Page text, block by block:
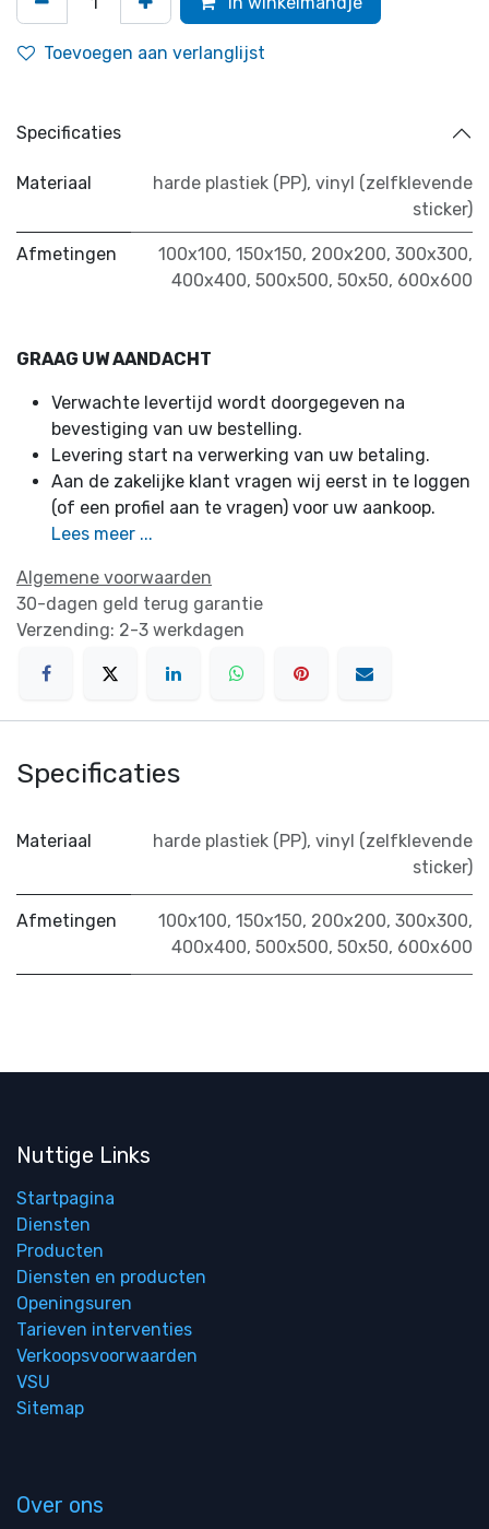
Toevoegen aan verlanglijst
Specificaties
Materiaal harde plastiek (PP), vinyl (zelfklevende
sticker)
Afmetingen 100x100, 150x150, 200x200, 300x300,
400x400, 500x500, 50x50, 600x600
GRAAG UW AANDACHT
Verwachte levertijd wordt doorgegeven na
bevestiging van uw bestelling.
Levering start na verwerking van uw betaling.
Aan de zakelijke klant vragen wij eerst in te loggen
(of een profiel aan te vragen) voor uw aankoop.
Lees meer ...
Algemene voorwaarden
30-dagen geld terug garantie
Verzending: 2-3 werkdagen
Specificaties
Materiaal harde plastiek (PP), vinyl (zelfklevende
sticker)
Afmetingen 100x100, 150x150, 200x200, 300x300,
400x400, 500x500, 50x50, 600x600
Nuttige Links
Startpagina
Diensten
Producten
Diensten en producten
Openingsuren
Tarieven interventies
Verkoopsvoorwaarden
VSU
Sitemap
Over ons